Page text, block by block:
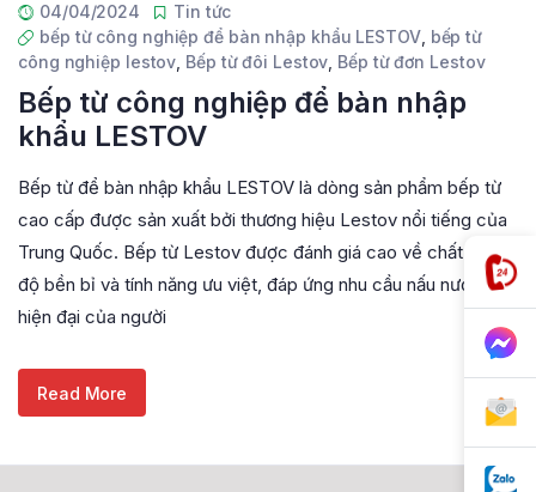
04/04/2024
Tin tức
bếp từ công nghiệp để bàn nhập khẩu LESTOV, bếp từ
công nghiệp lestov Bếp từ đôi Lestov Bếp từ đơn Lestov
Bếp từ công nghiệp để bàn nhập
khẩu LESTOV
Bếp từ để bàn nhập khẩu LESTOV là dòng sản phẩm bếp từ
cao cấp được sản xuất bởi thương hiệu Lestov nổi tiếng của
Trung Quốc. Bếp từ Lestov được đánh giá cao về chất lượng,
độ bền bỉ và tính năng ưu việt, đáp ứng nhu cầu nấu nướng
hiện đại của người
Read More